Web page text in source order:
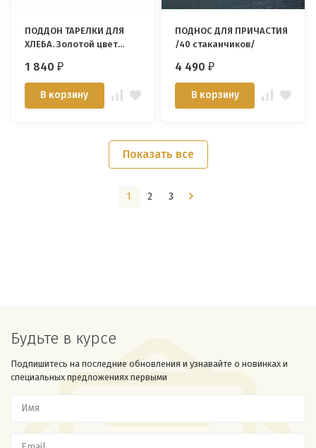
ПОДДОН ТАРЕЛКИ ДЛЯ
ХЛЕБА. Золотой цвет
1 840₽
В корзину
ПОДНОС ДЛЯ ПРИЧАСТИЯ
/40 стаканчиков/
4 490₽
В корзину
Показать все
1 2 3
Будьте в курсе
Подпишитесь на последние обновления и узнавайте о новинках и
специальных предложениях первыми